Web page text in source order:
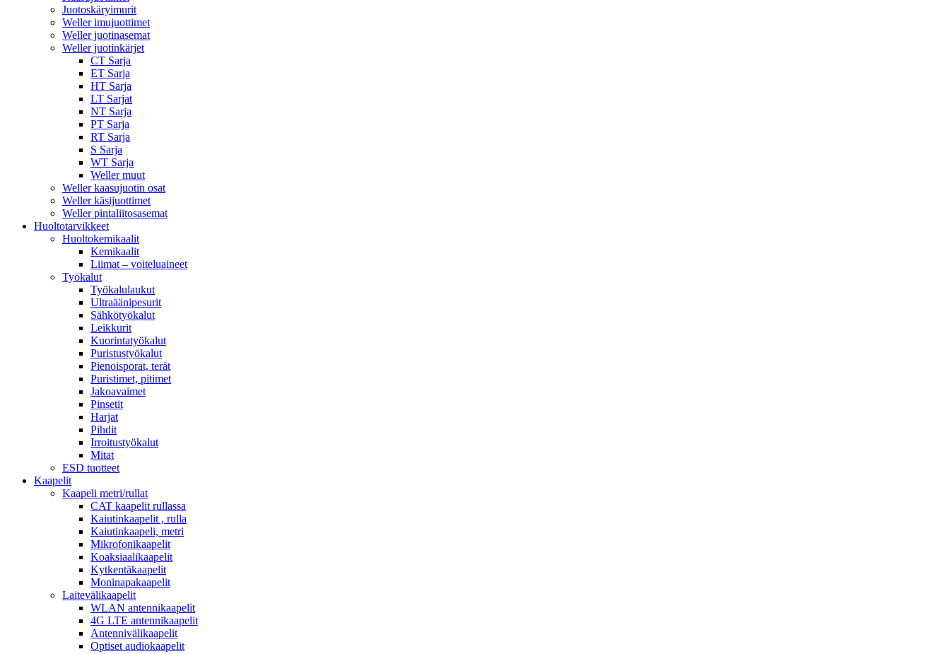
Juotoskäryimurit
Weller imujuottimet
Weller juotinasemat
Weller juotinkärjet
CT Sarja
ET Sarja
HT Sarja
LT Sarjat
NT Sarja
PT Sarja
RT Sarja
S Sarja
WT Sarja
Weller muut
Weller kaasujuotin osat
Weller käsijuottimet
Weller pintaliitosasemat
Huoltotarvikkeet
Huoltokemikaalit
Kemikaalit
Liimat – voiteluaineet
Työkalut
Työkalulaukut
Ultraäänipesurit
Sähkötyökalut
Leikkurit
Kuorintatyökalut
Puristustyökalut
Pienoisporat, terät
Puristimet, pitimet
Jakoavaimet
Pinsetit
Harjat
Pihdit
Irroitustyökalut
Mitat
ESD tuotteet
Kaapelit
Kaapeli metri/rullat
CAT kaapelit rullassa
Kaiutinkaapelit , rulla
Kaiutinkaapeli, metri
Mikrofonikaapelit
Koaksiaalikaapelit
Kytkentäkaapelit
Moninapakaapelit
Laitevälikaapelit
WLAN antennikaapelit
4G LTE antennikaapelit
Antennivälikaapelit
Optiset audiokaapelit